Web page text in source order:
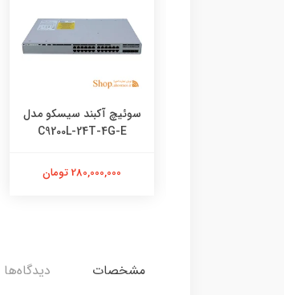
سوئیچ آکبند سیسکو مدل
C9200L-24T-4G-E
280,000,000 تومان
مشخصات دیدگاه‌ها